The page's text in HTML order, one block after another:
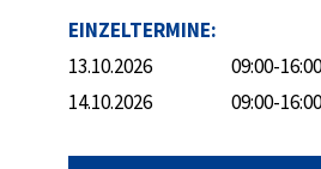
EINZELTERMINE:
13.10.2026
09:00-16:00
14.10.2026
09:00-16:00